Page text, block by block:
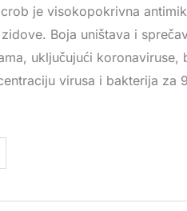
je visokopokrivna
Boja uništava i
uključujući koronaviruse,
virusa i bakterija za